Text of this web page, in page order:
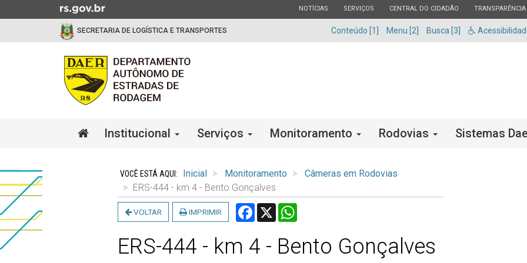
para
ESTADO
NOTÍCIAS ESTADO
SERVIÇOS ESTADO
CENTRAL DO CIDADÃO ESTADO
TRANSPARÊNCIA
SECRETARIA DE LOGÍSTICA E TRANSPORTES Conteúdo [1] Menu [2] Busca [3]
Institucional Serviços Monitoramento Rodovias Sistemas
do
conteúdo
Inicial Monitoramento
Câmeras em Rodovias
ERS-444 - km 4 - Bento Gonçalves
VOLTAR IMPRIMIR Facebook
X WhatsApp
ERS-444 - km 4 - Bento Gonçalves